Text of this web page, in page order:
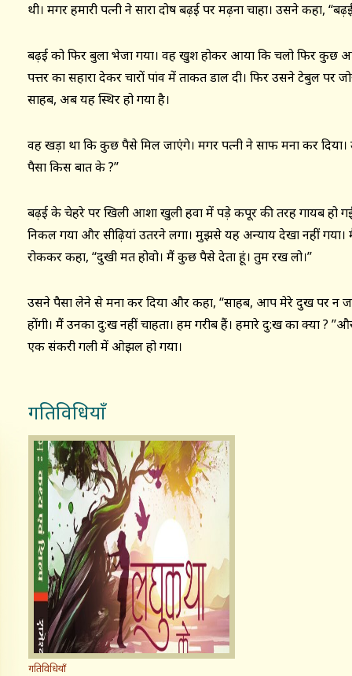
थी। मगर हमारी पत्नी ने सारा दोष बढ़ई पर मढ़ना चाहा। उसने कहा,
बढ़ई को फिर बुला भेजा गया। वह खुश होकर आया कि चलो फिर कुछ
पत्तर का सहारा देकर चारों पांव में ताकत डाल दी। फिर उसने टेबुल पर
साहब, अब यह स्थिर हो गया है।
वह खड़ा था कि कुछ पैसे मिल जाएंगे। मगर पत्नी ने साफ मना कर दिया।
पैसा किस बात के ?’’
बढ़ई के चेहरे पर खिली आशा खुली हवा में पड़े कपूर की तरह गायब हो
निकल गया और सीढ़ियां उतरने लगा। मुझसे यह अन्याय देखा नहीं
रोककर कहा, ‘‘दुखी मत होवो। मैं कुछ पैसे देता हूं। तुम रख लो।’’
उसने पैसा लेने से मना कर दिया और कहा, ‘‘साहब, आप मेरे दुख पर न
होंगी। मैं उनका दु:ख नहीं चाहता। हम गरीब हैं। हमारे दु:ख का क्या ?
एक संकरी गली में ओझल हो गया।
गतिविधियाँ
गतिविधियाँ